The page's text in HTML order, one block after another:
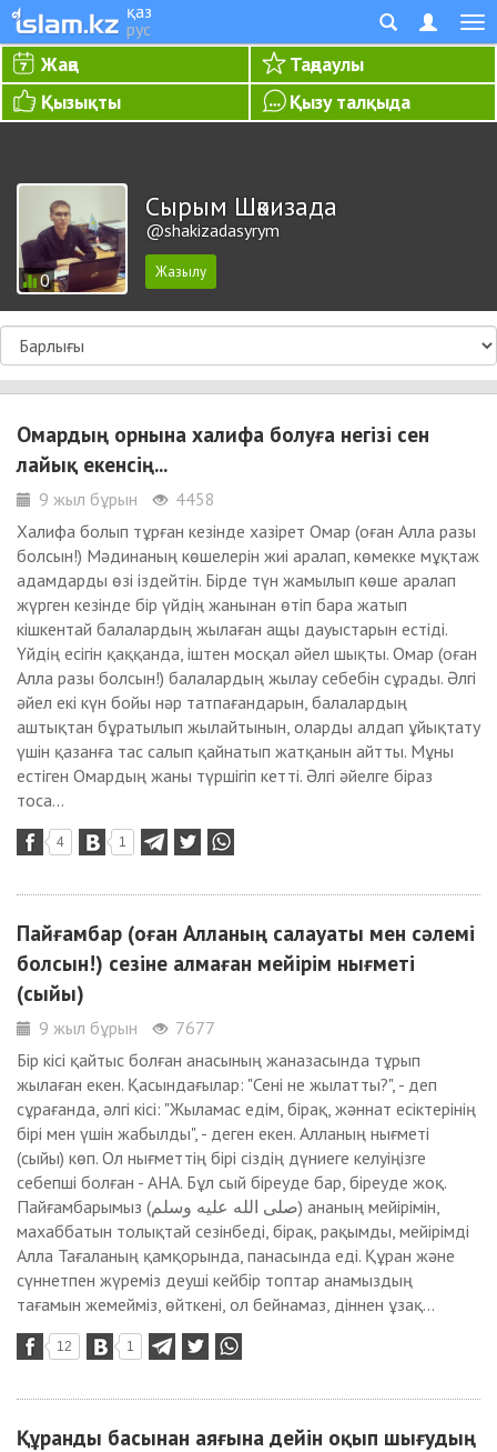
қаз
рус
Жаңа
Таңдаулы
Қызықты
Қызу талқыда
0
Сырым Шәкизада
@shakizadasyrym
Омардың орнына халифа болуға негізі сен
лайық екенсің...
9 жыл бұрын
4458
Халифа болып тұрған кезінде хазірет Омар (оған Алла разы
болсын!) Мәдинаның көшелерін жиі аралап, көмекке мұқтаж
адамдарды өзі іздейтін. Бірде түн жамылып көше аралап
жүрген кезінде бір үйдің жанынан өтіп бара жатып
кішкентай балалардың жылаған ащы дауыстарын естіді.
Үйдің есігін қаққанда, іштен мосқал әйел шықты. Омар (оған
Алла разы болсын!) балалардың жылау себебін сұрады. Әлгі
әйел екі күн бойы нәр татпағандарын, балалардың
аштықтан бұратылып жылайтынын, оларды алдап ұйықтату
үшін қазанға тас салып қайнатып жатқанын айтты. Мұны
естіген Омардың жаны түршігіп кетті. Әлгі әйелге біраз
тоса...
4 1
Пайғамбар (оған Алланың салауаты мен сәлемі
болсын!) сезіне алмаған мейірім нығметі
(сыйы)
9 жыл бұрын
7677
Бір кісі қайтыс болған анасының жаназасында тұрып
жылаған екен. Қасындағылар: "Сені не жылатты?", - деп
сұрағанда, әлгі кісі: "Жыламас едім, бірақ, жәннат есіктерінің
бірі мен үшін жабылды", - деген екен. Алланың нығметі
(сыйы) көп. Ол нығметтің бірі сіздің дүниеге келуіңізге
себепші болған - АНА. Бұл сый біреуде бар, біреуде жоқ.
Пайғамбарымыз (صلى الله عليه وسلم) ананың мейірімін,
махаббатын толықтай сезінбеді, бірақ, рақымды, мейірімді
Алла Тағаланың қамқорында, панасында еді. Құран және
сүннетпен жүреміз деуші кейбір топтар анамыздың
тағамын жемейміз, өйткені, ол бейнамаз, діннен ұзақ...
12 1
Құранды басынан аяғына дейін оқып шығудың